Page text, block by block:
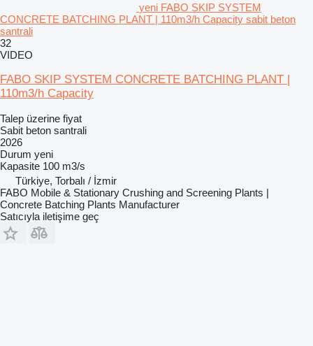
yeni FABO SKIP SYSTEM
CONCRETE BATCHING PLANT | 110m3/h Capacity sabit beton
santrali
32
VIDEO
FABO SKIP SYSTEM CONCRETE BATCHING PLANT |
110m3/h Capacity
Talep üzerine fiyat
Sabit beton santrali
2026
Durum yeni
Kapasite 100 m3/s
Türkiye, Torbalı / İzmir
FABO Mobile & Stationary Crushing and Screening Plants |
Concrete Batching Plants Manufacturer
Satıcıyla iletişime geç